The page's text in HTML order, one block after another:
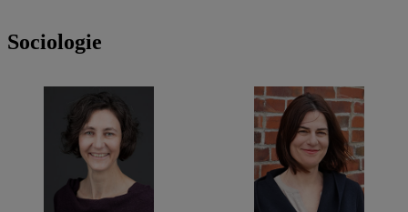
Sociologie